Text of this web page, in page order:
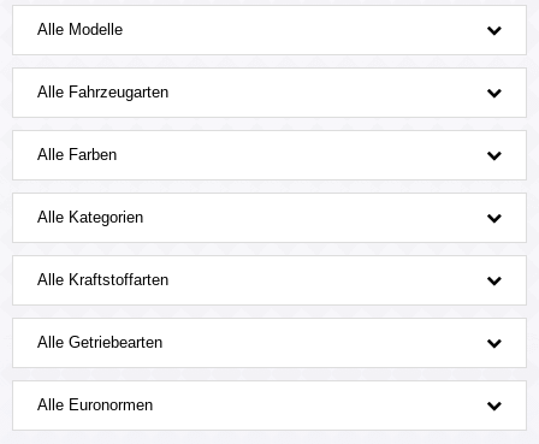
Angebote
Service & Zubehör
Alle Modelle
Alle Fahrzeugarten
Alle Farben
Alle Kategorien
Alle Kraftstoffarten
Alle Getriebearten
Alle Euronormen